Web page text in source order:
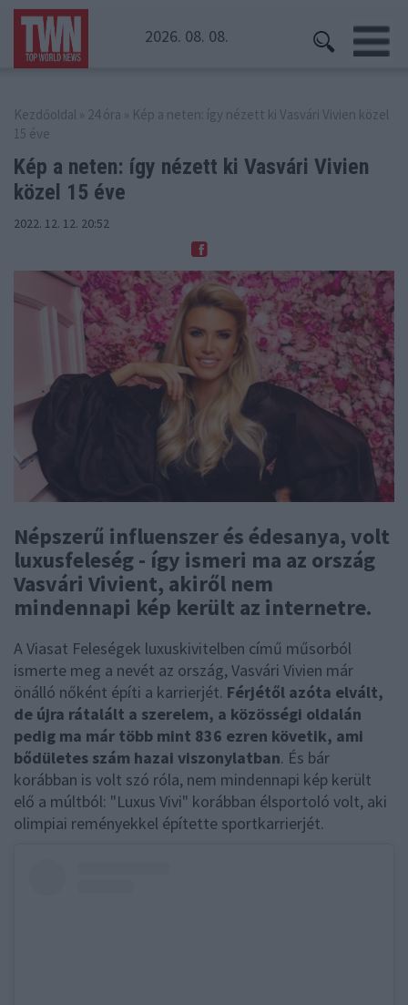
2026. 08. 08.
Kezdőoldal » 24 óra » Kép a neten: így nézett ki Vasvári Vivien közel
15 éve
Kép a neten: így nézett ki Vasvári Vivien
közel 15 éve
2022. 12. 12. 20:52
Népszerű influenszer és édesanya, volt
luxusfeleség - így ismeri ma az ország
Vasvári Vivient, akiről nem
mindennapi kép került az internetre.
A Viasat Feleségek luxuskivitelben című műsorból
ismerte meg a nevét az ország, Vasvári Vivien már
önálló nőként építi a karrierjét. Férjétől azóta elvált,
de újra rátalált a szerelem, a közösségi oldalán
pedig ma már több mint 836 ezren követik, ami
bődületes szám hazai viszonylatban. És bár
korábban is volt szó róla, nem mindennapi kép került
elő a múltból: "Luxus Vivi" korábban élsportoló volt, aki
olimpiai reményekkel építette sportkarrierjét.